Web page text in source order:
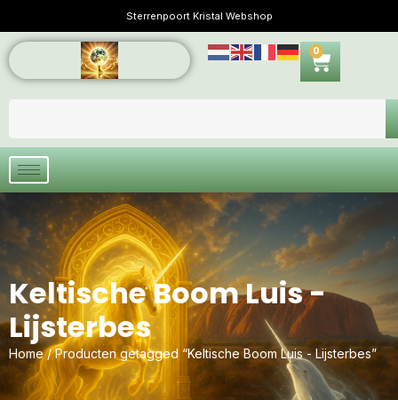
Sterrenpoort Kristal Webshop
0
Keltische Boom Luis -
Lijsterbes
Home/ Producten getagged “Keltische Boom Luis - Lijsterbes”